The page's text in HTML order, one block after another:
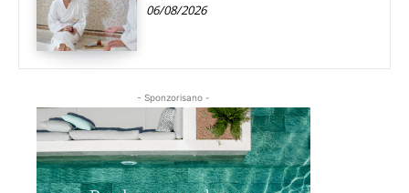
06/08/2026
- Sponzorisano -